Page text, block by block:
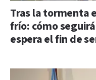
Tras la tormenta
frío: cómo
espera el fin de